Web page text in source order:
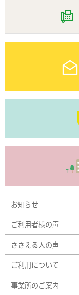
お知らせ
ご利用者様の声
ささえる人の声
ご利用について
事業所のご案内